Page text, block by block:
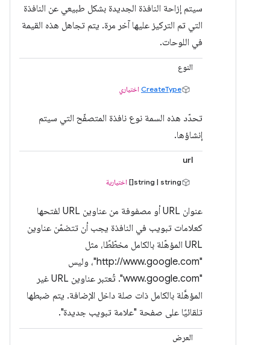
سيتم إزاحة النافذة الجديدة بشكل طبيعي عن النافذة
التي تم التركيز عليها آخر مرة. يتم تجاهل هذه القيمة
في اللوحات.
النوع
CreateType اختياري
تحدّد هذه السمة نوع نافذة المتصفّح التي سيتم
إنشاؤها.
url
string | string[] اختيارية
عنوان URL أو مصفوفة من عناوين URL لفتحها
كعلامات تبويب في النافذة يجب أن تتضمّن عناوين
URL المؤهّلة بالكامل مخطّطًا، مثل
"http://www.google.com"، وليس
"www.google.com". تُعتبر عناوين URL غير
المؤهَّلة بالكامل ذات صلة داخل الإضافة. يتم ضبطها
تلقائيًا على صفحة "علامة تبويب جديدة".
العرض